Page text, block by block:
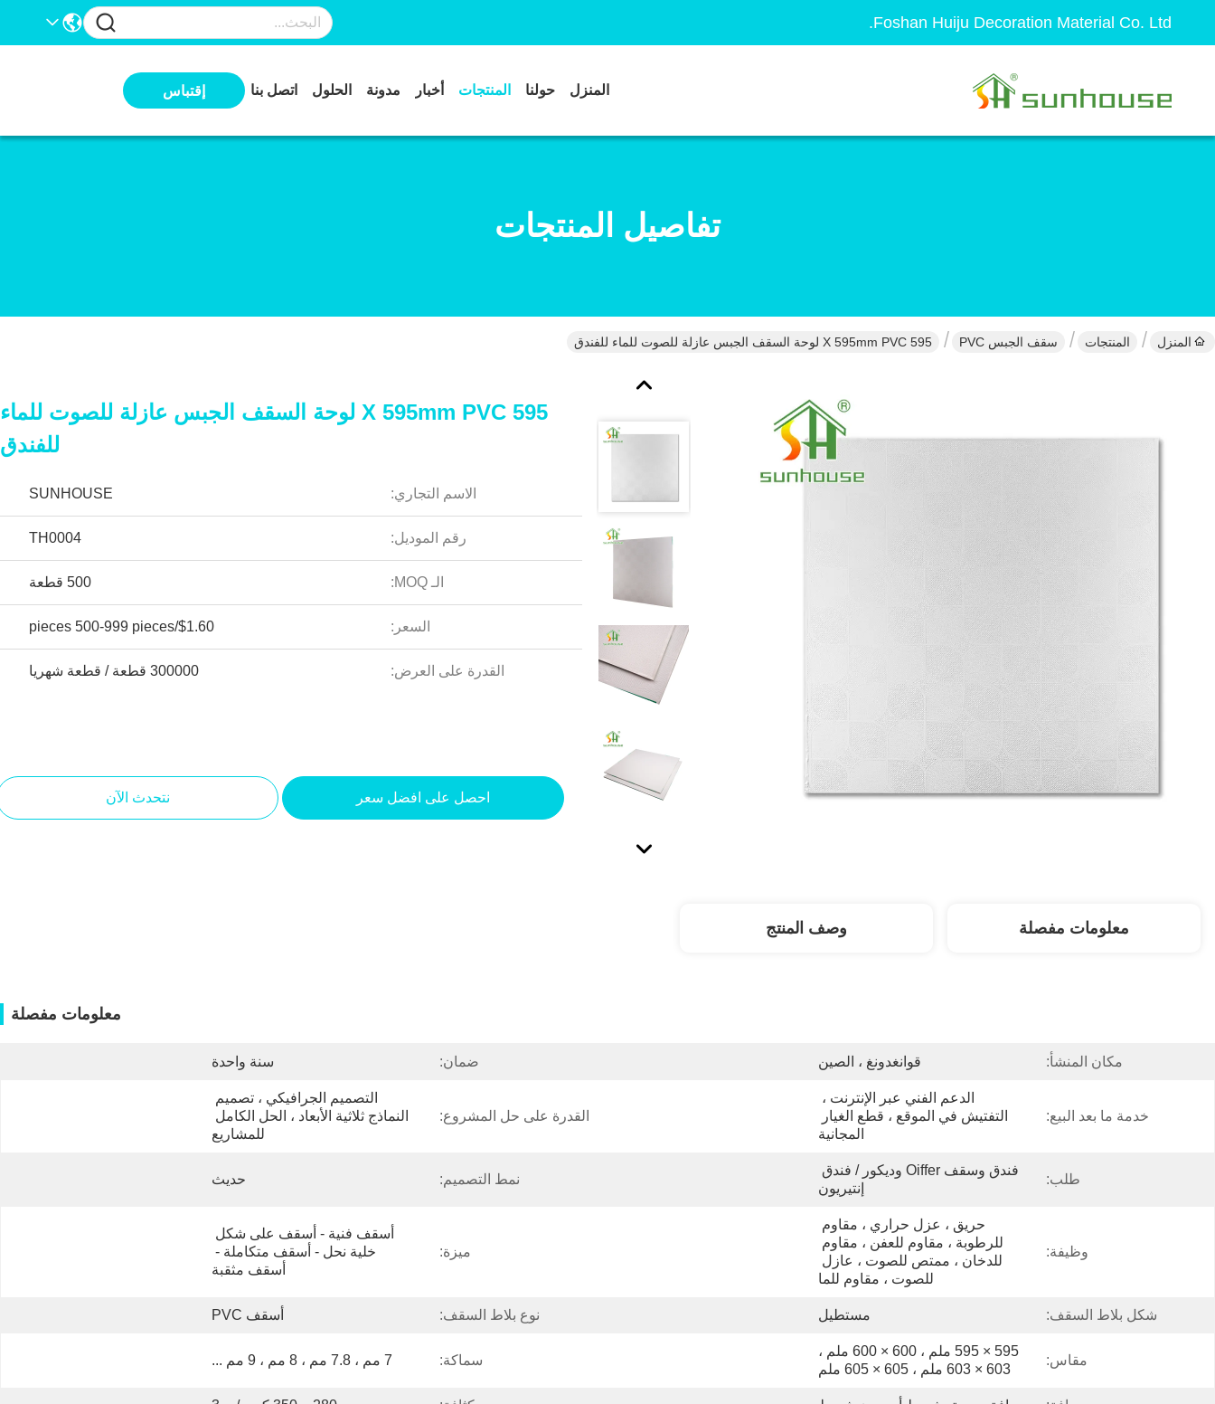
Foshan Huiju Decoration Material Co. Ltd.
المنزل حولنا المنتجات أخبار مدونة الحلول اتصل بنا إقتباس
تفاصيل المنتجات
المنزل المنتجات سقف الجبس PVC 595 X 595mm PVC لوحة السقف الجبس عازلة للصوت للماء للفندق
595 X 595mm PVC لوحة السقف الجبس عازلة للصوت للماء
للفندق
الاسم التجاري: SUNHOUSE
رقم الموديل: TH0004
الـ MOQ: 500 قطعة
السعر: $1.60/pieces 500-999 pieces
القدرة على العرض: 300000 قطعة / قطعة شهريا
احصل على افضل سعر نتحدث الآن
معلومات مفصلة وصف المنتج
معلومات مفصلة
مكان المنشأ: قوانغدونغ ، الصين ضمان: سنة واحدة
خدمة ما بعد البيع:
المجانية
القدرة على حل المشروع:
للمشاريع
طلب:
إنتيريون
نمط التصميم: حديث
وظيفة:
للصوت ، مقاوم للما
ميزة:
أسقف مثقبة
شكل بلاط السقف: مستطيل نوع بلاط السقف: أسقف PVC
مقاس:
603 × 603 ملم ، 605 × 605 ملم
سماكة: 7 مم ، 7.8 مم ، 8 مم ، 9 مم ...